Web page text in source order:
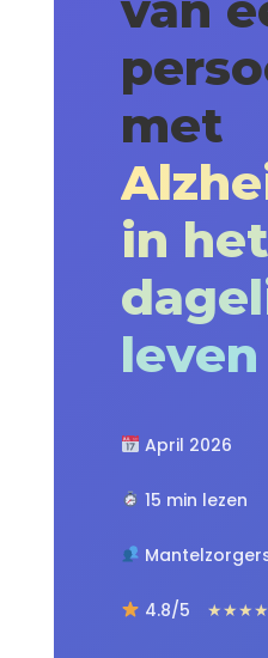
met
in het
leven
April 2026
15 min lezen
4.8/5